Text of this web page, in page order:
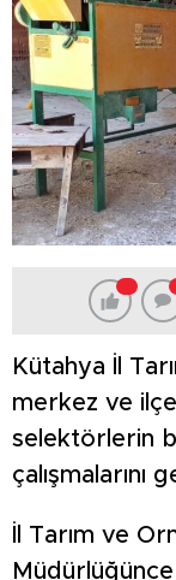
Kütahya İl
merkez ve
selektörlerin
çalışmalarını
İl Tarım ve